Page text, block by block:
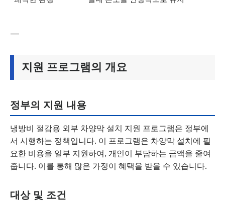
—
지원 프로그램의 개요
정부의 지원 내용
냉방비 절감용 외부 차양막 설치 지원 프로그램은 정부에
서 시행하는 정책입니다. 이 프로그램은 차양막 설치에 필
요한 비용을 일부 지원하여, 개인이 부담하는 금액을 줄여
줍니다. 이를 통해 많은 가정이 혜택을 받을 수 있습니다.
대상 및 조건